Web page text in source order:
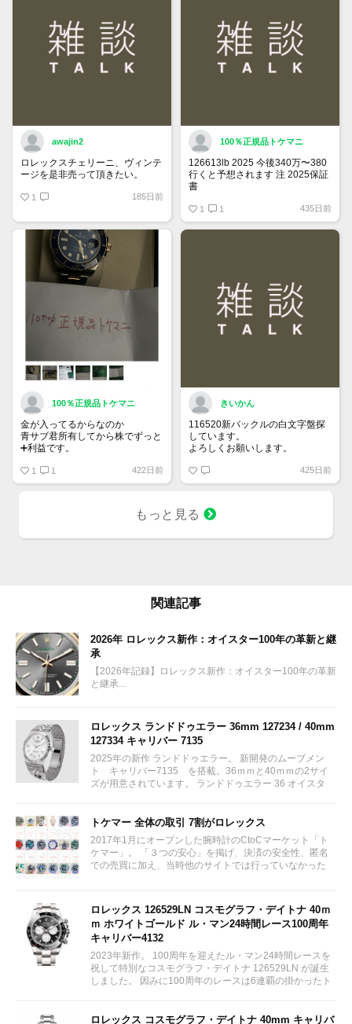
awajin2
ロレックスチェリーニ、ヴィンテ
ージを是非売って頂きたい。
1 185日前
100％正規品トケマニ
126613lb 2025 今後340万〜380
行くと予想されます 注 2025保証
書
2025/ @Watch_Monster_より
1 1 435日前
100％正規品トケマニ
金が入ってるからなのか
青サブ君所有してから株でずっと
➕利益です。
銘柄番号7932 ニッピ
1 1 422日前
きいかん
116520新バックルの白文字盤探
しています。
よろしくお願いします。
425日前
もっと見る
関連記事
2026年 ロレックス新作：オイスター100年の革新と継
承
【2026年記録】ロレックス新作：オイスター100年の革新
と継承...
ロレックス ランドドゥエラー 36mm 127234 / 40mm
127334 キャリバー 7135
2025年の新作 ランドドゥエラー。 新開発のムーブメン
ト キャリバー7135 を搭載。36ｍｍと40ｍｍの2サイ
ズが用意されています。 ランドドゥエラー 36 オイスタ
トケマー 全体の取引 7割がロレックス
2017年1月にオープンした腕時計のCtoCマーケット「ト
ケマー」。 「３つの安心」を掲げ、決済の安全性、匿名
での売買に加え、当時他のサイトでは行っていなかった
ロレックス 126529LN コスモグラフ・デイトナ 40ｍ
ｍ ホワイトゴールド ル・マン24時間レース100周年
キャリバー4132
2023年新作。 100周年を迎えたル・マン24時間レースを
祝して特別なコスモグラフ・デイトナ 126529LN が誕生
しました。 因みに100周年のレースは6連覇の掛かったト
ロレックス コスモグラフ・デイトナ 40mm キャリバ